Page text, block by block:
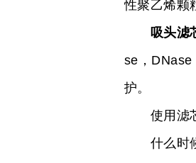
性聚乙烯颗
吸头滤
se，DNase
护。
使用滤芯
什么时候